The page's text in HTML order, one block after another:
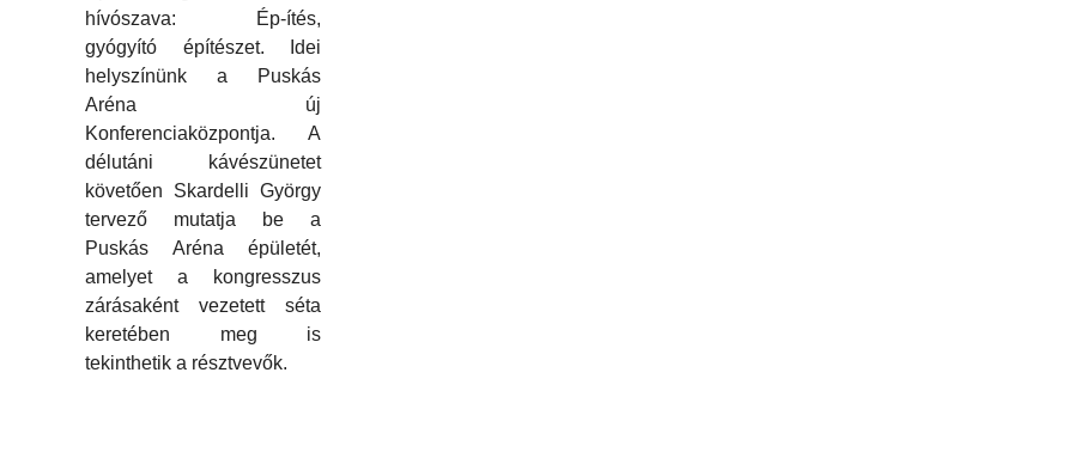
hívószava: Ép-ítés,
gyógyító építészet. Idei
helyszínünk a Puskás
Aréna új
Konferenciaközpontja. A
délutáni kávészünetet
követően Skardelli György
tervező mutatja be a
Puskás Aréna épületét,
amelyet a kongresszus
zárásaként vezetett séta
keretében meg is
tekinthetik a résztvevők.